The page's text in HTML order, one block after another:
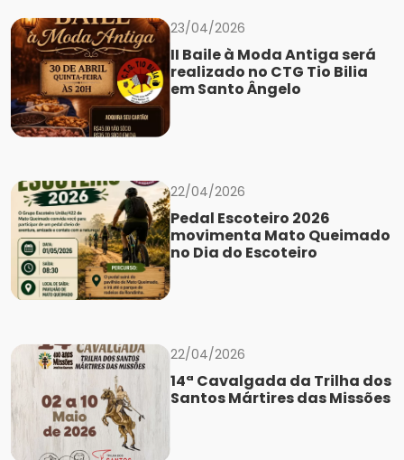
23/04/2026
II Baile à Moda Antiga será
realizado no CTG Tio Bilia
em Santo Ângelo
22/04/2026
Pedal Escoteiro 2026
movimenta Mato Queimado
no Dia do Escoteiro
22/04/2026
14ª Cavalgada da Trilha dos
Santos Mártires das Missões